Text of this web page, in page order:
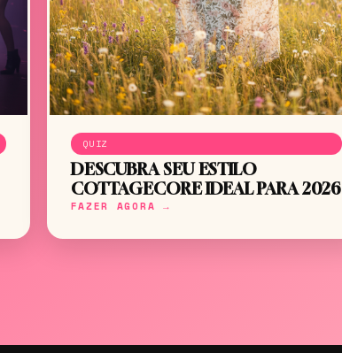
QUIZ
DESCUBRA SEU ESTILO
COTTAGECORE IDEAL PARA 2026
FAZER AGORA →